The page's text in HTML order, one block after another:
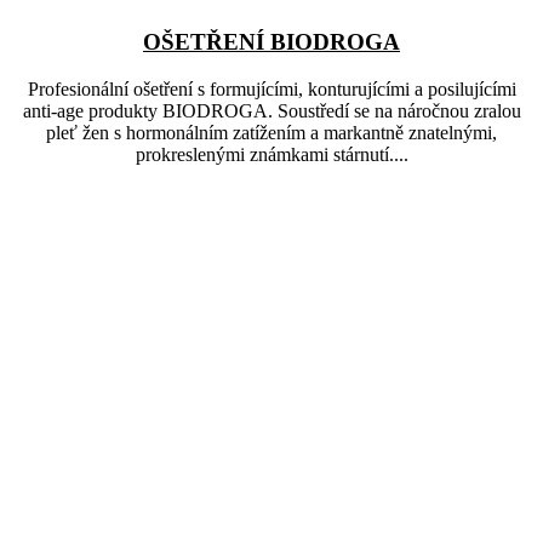
OŠETŘENÍ BIODROGA
Profesionální ošetření s formujícími, konturujícími a posilujícími
anti-age produkty BIODROGA. Soustředí se na náročnou zralou
pleť žen s hormonálním zatížením a markantně znatelnými,
prokreslenými známkami stárnutí....